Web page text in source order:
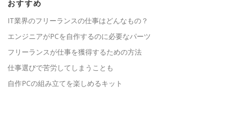
おすすめ
IT業界のフリーランスの仕事はどんなもの？
エンジニアがPCを自作するのに必要なパーツ
フリーランスが仕事を獲得するための方法
仕事選びで苦労してしまうことも
自作PCの組み立てを楽しめるキット